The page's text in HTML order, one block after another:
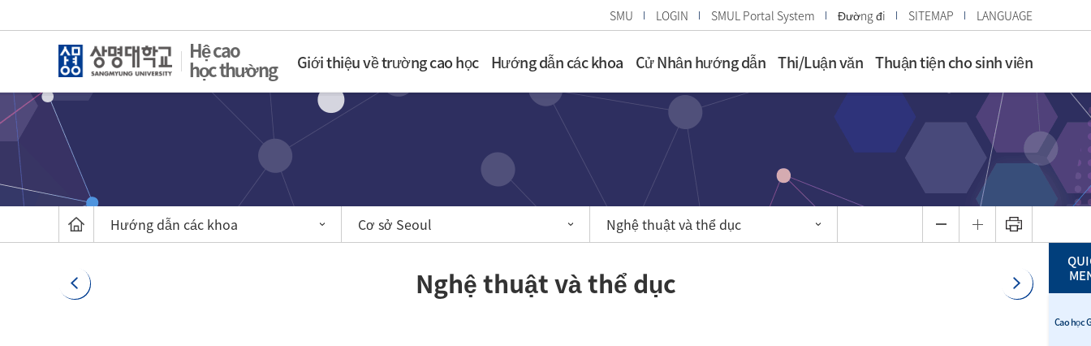
SMU LOGIN SMUL Portal System Đường đi SITEMAP LANGUAGE
Hệ cao
học thường Giới thiệu về trường cao học Hướng dẫn các khoa Cử Nhân hướng dẫn Thi/Luận văn Thuận tiện cho sinh viên
Cao học
Hướng dẫn các khoa Cơ sở Seoul Nghệ thuật và thể dục
Nghệ thuật và thể dục